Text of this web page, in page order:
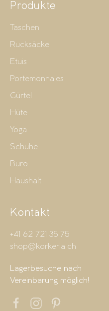
Produkte
Taschen
Rucksäcke
Etuis
Portemonnaies
Gürtel
Hüte
Yoga
Schuhe
Büro
Haushalt
Kontakt
+41 62 721 35 75
shop@korkeria.ch
Lagerbesuche nach
Vereinbarung möglich!